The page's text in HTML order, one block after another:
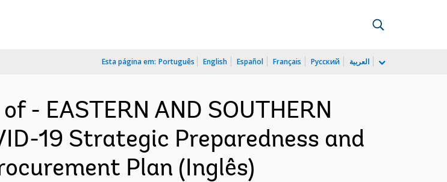
Esta página em: Português English Español Français Русский العربية
- EASTERN AND SOUTHERN
19 Strategic Preparedness and
Plan (Inglês)